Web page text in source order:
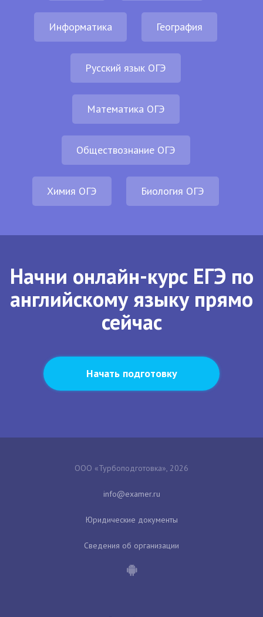
Информатика География
Русский язык ОГЭ
Математика ОГЭ
Обществознание ОГЭ
Химия ОГЭ Биология ОГЭ
Начни онлайн-курс ЕГЭ по
английскому языку прямо
сейчас
Начать подготовку
ООО «Турбоподготовка», 2026
Юридические документы
Сведения об организации